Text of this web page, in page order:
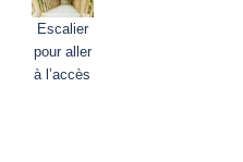
Escalier
pour aller
à l’accès